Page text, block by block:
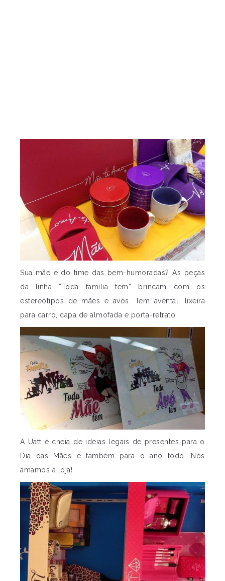
Sua mãe é do time das bem-humoradas? As peças
da linha “Toda família tem” brincam com os
estereótipos de mães e avós. Tem avental, lixeira
para carro, capa de almofada e porta-retrato.
A Uatt é cheia de ideias legais de presentes para o
Dia das Mães e também para o ano todo. Nós
amamos a loja!